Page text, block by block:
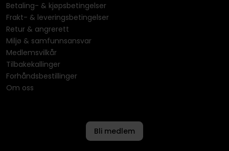
Betaling- & kjøpsbetingelser
Frakt- & leveringsbetingelser
Retur & angrerett
Miljø & samfunnsansvar
Medlemsvilkår
Tilbakekallinger
Forhåndsbestillinger
Om oss
Bli medlem